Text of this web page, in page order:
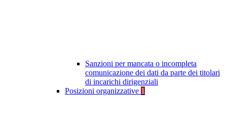
Sanzioni per mancata o incompleta
comunicazione dei dati da parte dei titolari
di incarichi dirigenziali
Posizioni organizzative 1